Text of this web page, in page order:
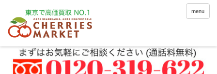
menu